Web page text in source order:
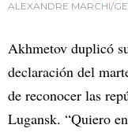
ALEXANDRE MARCHI/
Akhmetov duplicó
declaración del
de reconocer las
Lugansk. “Quiero